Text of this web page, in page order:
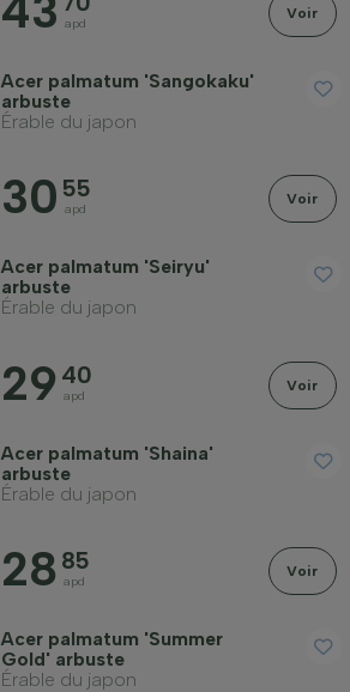
43 apd
Voir
Acer palmatum 'Sangokaku'
arbuste
Érable du japon
30 55
apd
Voir
Acer palmatum 'Seiryu'
arbuste
Érable du japon
29 40
apd
Voir
Acer palmatum 'Shaina'
arbuste
Érable du japon
28 85
apd
Voir
Acer palmatum 'Summer
Gold' arbuste
Érable du japon